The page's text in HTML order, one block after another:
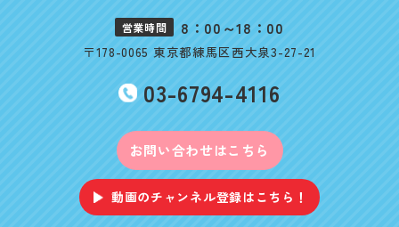
03-6794-4116
お問い合わせはこちら
営業時間 8：00～18：00
〒178-0065 東京都練馬区西大泉3-27-21
動画のチャンネル登録はこちら！